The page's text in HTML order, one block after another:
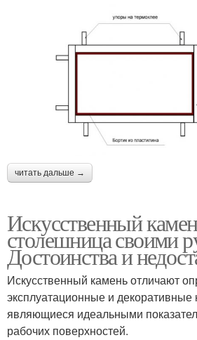
читать дальше →
Искусственный
столешница своими
Достоинства и
Искусственный камень отличают
эксплуатационные и декоративные
являющиеся идеальными
рабочих поверхностей.